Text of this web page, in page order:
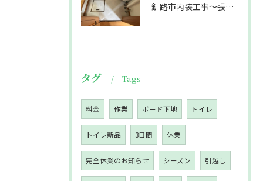
釧路市内装工事〜張替え
タグ Tags
料金 作業 ボード下地 トイレ
トイレ新品 3日間 休業
完全休業のお知らせ シーズン 引越し